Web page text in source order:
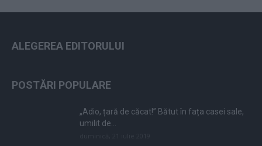
ALEGEREA EDITORULUI
POSTĂRI POPULARE
„Adio, țară de căcat!” Bătut în fața casei sale,
umilit de...